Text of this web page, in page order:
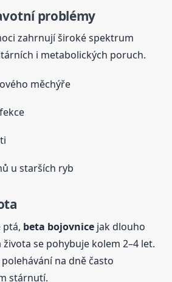
problémy
zahrnují široké spektrum
i metabolických poruch.
měchýře
u starších ryb
ptá, beta bojovnice jak dlouho
se pohybuje kolem 2–4 let.
na dně často
stárnutí.